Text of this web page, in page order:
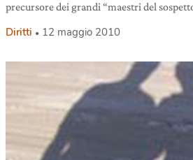
precursore dei grandi “maestri del
Diritti 12 maggio 2010